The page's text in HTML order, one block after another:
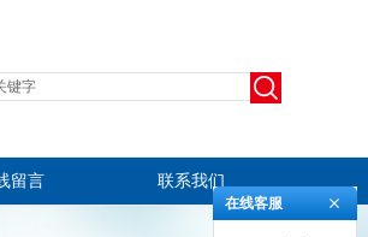
留言 联系我们
在线客服